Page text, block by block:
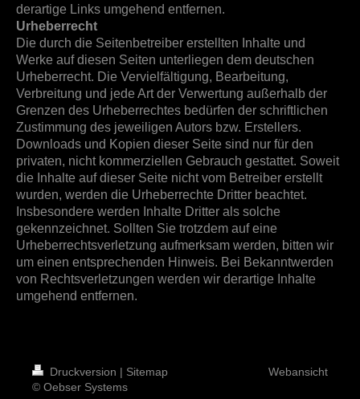
derartige Links umgehend entfernen.
Urheberrecht
Die durch die Seitenbetreiber erstellten Inhalte und
Werke auf diesen Seiten unterliegen dem deutschen
Urheberrecht. Die Vervielfältigung, Bearbeitung,
Verbreitung und jede Art der Verwertung außerhalb der
Grenzen des Urheberrechtes bedürfen der schriftlichen
Zustimmung des jeweiligen Autors bzw. Erstellers.
Downloads und Kopien dieser Seite sind nur für den
privaten, nicht kommerziellen Gebrauch gestattet. Soweit
die Inhalte auf dieser Seite nicht vom Betreiber erstellt
wurden, werden die Urheberrechte Dritter beachtet.
Insbesondere werden Inhalte Dritter als solche
gekennzeichnet. Sollten Sie trotzdem auf eine
Urheberrechtsverletzung aufmerksam werden, bitten wir
um einen entsprechenden Hinweis. Bei Bekanntwerden
von Rechtsverletzungen werden wir derartige Inhalte
umgehend entfernen.
Druckversion | Sitemap
© Oebser Systems
Webansicht